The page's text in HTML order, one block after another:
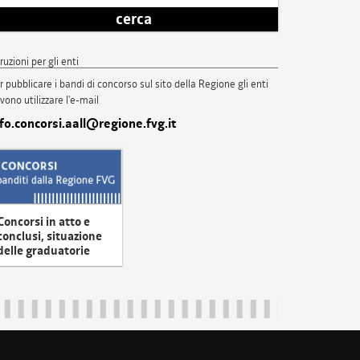
cerca
per gli enti
pubblicare i bandi di concorso sul sito della Regione gli enti
utilizzare l'e-mail
in atto e
situazione
graduatorie